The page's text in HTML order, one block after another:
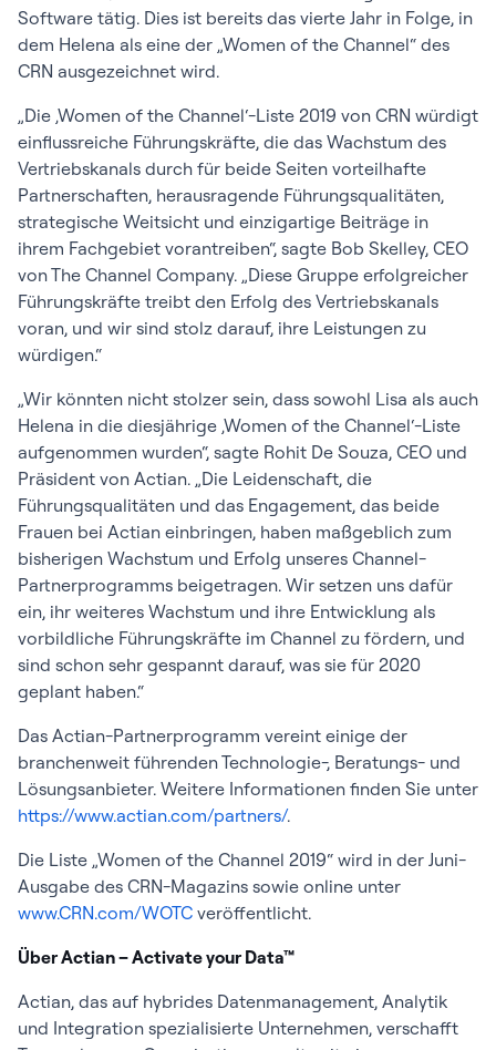
Software tätig. Dies ist bereits das vierte Jahr in Folge, in
dem Helena als eine der „Women of the Channel“ des
CRN ausgezeichnet wird.
„Die ‚Women of the Channel‘-Liste 2019 von CRN würdigt
einflussreiche Führungskräfte, die das Wachstum des
Vertriebskanals durch für beide Seiten vorteilhafte
Partnerschaften, herausragende Führungsqualitäten,
strategische Weitsicht und einzigartige Beiträge in
ihrem Fachgebiet vorantreiben“, sagte Bob Skelley, CEO
von The Channel Company. „Diese Gruppe erfolgreicher
Führungskräfte treibt den Erfolg des Vertriebskanals
voran, und wir sind stolz darauf, ihre Leistungen zu
würdigen.“
„Wir könnten nicht stolzer sein, dass sowohl Lisa als auch
Helena in die diesjährige ‚Women of the Channel‘-Liste
aufgenommen wurden“, sagte Rohit De Souza, CEO und
Präsident von Actian. „Die Leidenschaft, die
Führungsqualitäten und das Engagement, das beide
Frauen bei Actian einbringen, haben maßgeblich zum
bisherigen Wachstum und Erfolg unseres Channel-
Partnerprogramms beigetragen. Wir setzen uns dafür
ein, ihr weiteres Wachstum und ihre Entwicklung als
vorbildliche Führungskräfte im Channel zu fördern, und
sind schon sehr gespannt darauf, was sie für 2020
geplant haben.“
Das Actian-Partnerprogramm vereint einige der
branchenweit führenden Technologie-, Beratungs- und
Lösungsanbieter. Weitere Informationen finden Sie unter
https://www.actian.com/partners/.
Die Liste „Women of the Channel 2019“ wird in der Juni-
Ausgabe des CRN-Magazins sowie online unter
www.CRN.com/WOTC veröffentlicht.
Über Actian – Activate your Data™
Actian, das auf hybrides Datenmanagement, Analytik
und Integration spezialisierte Unternehmen, verschafft